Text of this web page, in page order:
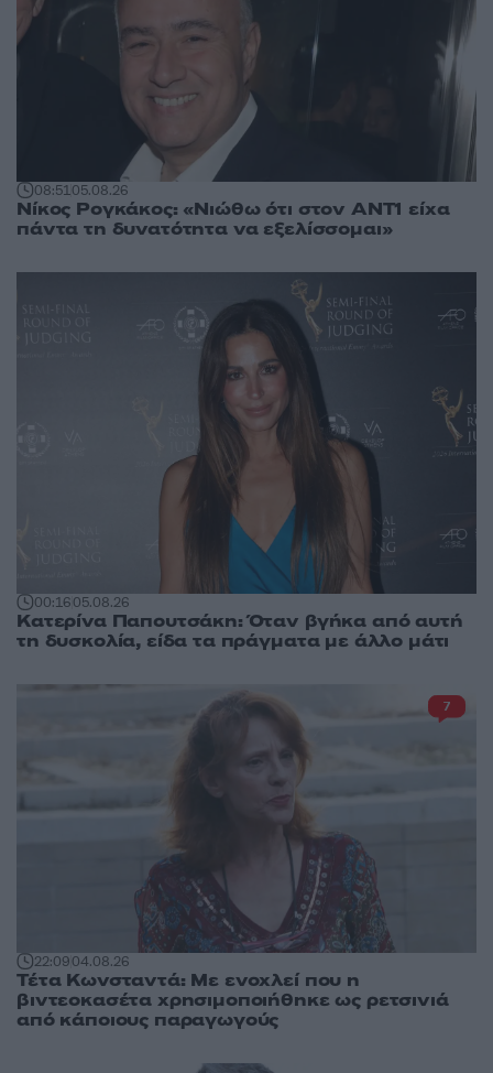
08:5105.08.26
Νίκος Ρογκάκος: «Νιώθω ότι στον ΑΝΤ1 είχα
πάντα τη δυνατότητα να εξελίσσομαι»
00:1605.08.26
Κατερίνα Παπουτσάκη: Όταν βγήκα από αυτή
τη δυσκολία, είδα τα πράγματα με άλλο μάτι
22:0904.08.26
Τέτα Κωνσταντά: Με ενοχλεί που η
βιντεοκασέτα χρησιμοποιήθηκε ως ρετσινιά
από κάποιους παραγωγούς
7